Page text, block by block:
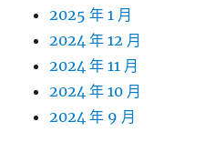
2025 年 1 月
2024 年 12 月
2024 年 11 月
2024 年 10 月
2024 年 9 月